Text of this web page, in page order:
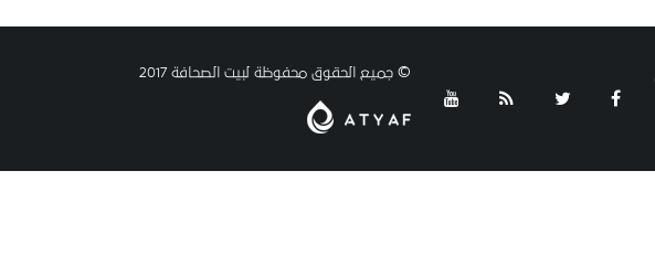
© جميع الحقوق محفوظة لبيت الصحافة 2017